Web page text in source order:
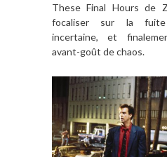
These Final Hours de
focaliser sur la fuite
incertaine, et
avant-goût de chaos.